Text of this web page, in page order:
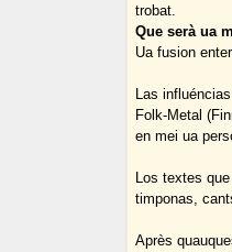
trobat.
Que serà ua
Ua fusion
Las
Folk-Metal
en mei ua
Los textes
timponas,
Après